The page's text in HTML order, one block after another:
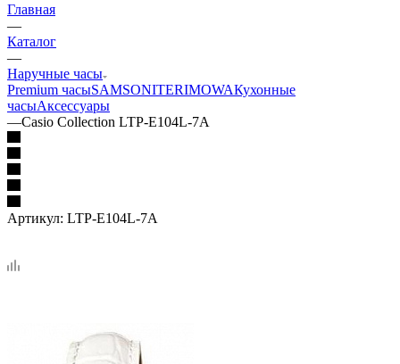
Главная
—
Каталог
—
Наручные часы
Premium часыSAMSONITERIMOWAКухонные
часыАксессуары
—Casio Collection LTP-E104L-7A
Артикул: LTP-E104L-7A